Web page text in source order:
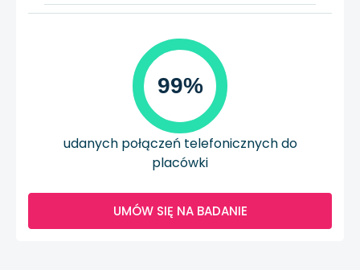
99%
udanych połączeń telefonicznych do
placówki
UMÓW SIĘ NA BADANIE